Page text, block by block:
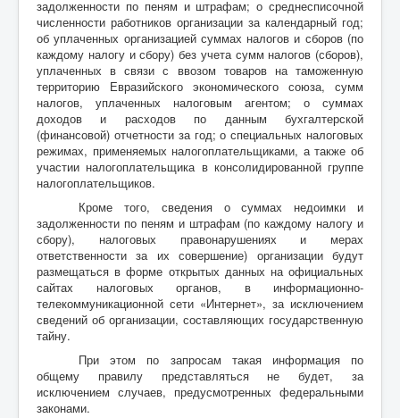
задолженности по пеням и штрафам; о среднесписочной
численности работников организации за календарный год;
об уплаченных организацией суммах налогов и сборов (по
каждому налогу и сбору) без учета сумм налогов (сборов),
уплаченных в связи с ввозом товаров на таможенную
территорию Евразийского экономического союза, сумм
налогов, уплаченных налоговым агентом; о суммах
доходов и расходов по данным бухгалтерской
(финансовой) отчетности за год; о специальных налоговых
режимах, применяемых налогоплательщиками, а также об
участии налогоплательщика в консолидированной группе
налогоплательщиков.
Кроме того, сведения о суммах недоимки и
задолженности по пеням и штрафам (по каждому налогу и
сбору), налоговых правонарушениях и мерах
ответственности за их совершение) организации будут
размещаться в форме открытых данных на официальных
сайтах налоговых органов, в информационно-
телекоммуникационной сети «Интернет», за исключением
сведений об организации, составляющих государственную
тайну.
При этом по запросам такая информация по
общему правилу представляться не будет, за
исключением случаев, предусмотренных федеральными
законами.